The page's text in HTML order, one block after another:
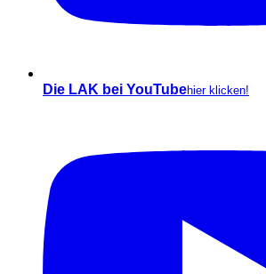
Die LAK bei YouTubehier klicken!